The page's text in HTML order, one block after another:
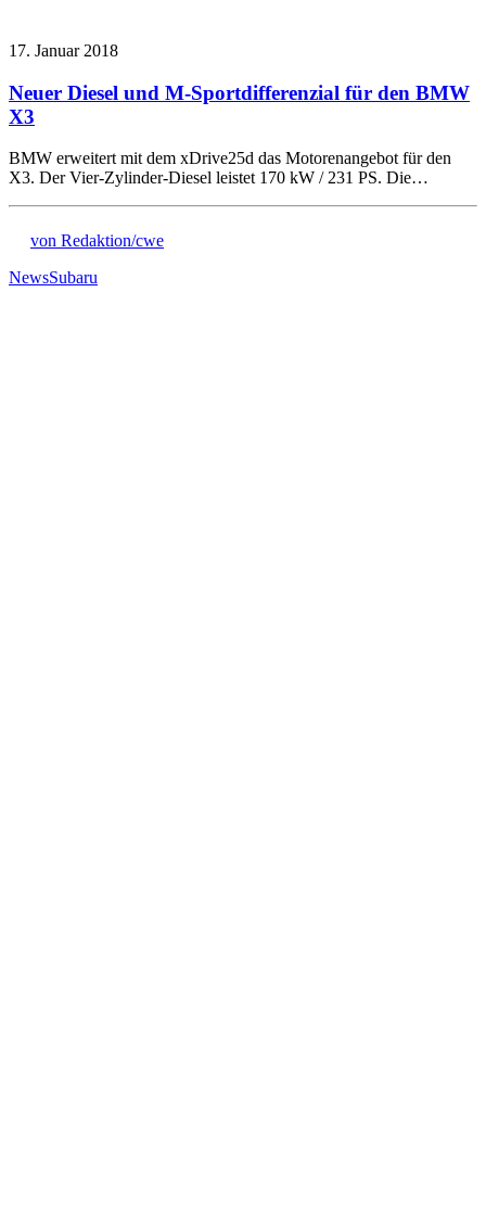
17. Januar 2018
Neuer Diesel und M-Sportdifferenzial für den BMW
X3
BMW erweitert mit dem xDrive25d das Motorenangebot für den
X3. Der Vier-Zylinder-Diesel leistet 170 kW / 231 PS. Die…
von Redaktion/cwe
NewsSubaru